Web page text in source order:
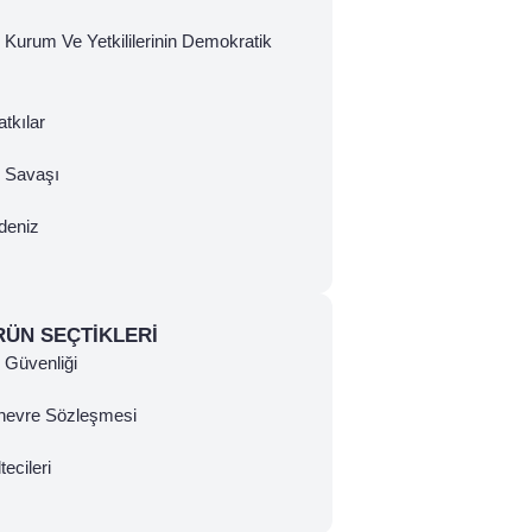
Ve Yetkililerinin Demokratik
SEÇTIKLERI
Sözleşmesi